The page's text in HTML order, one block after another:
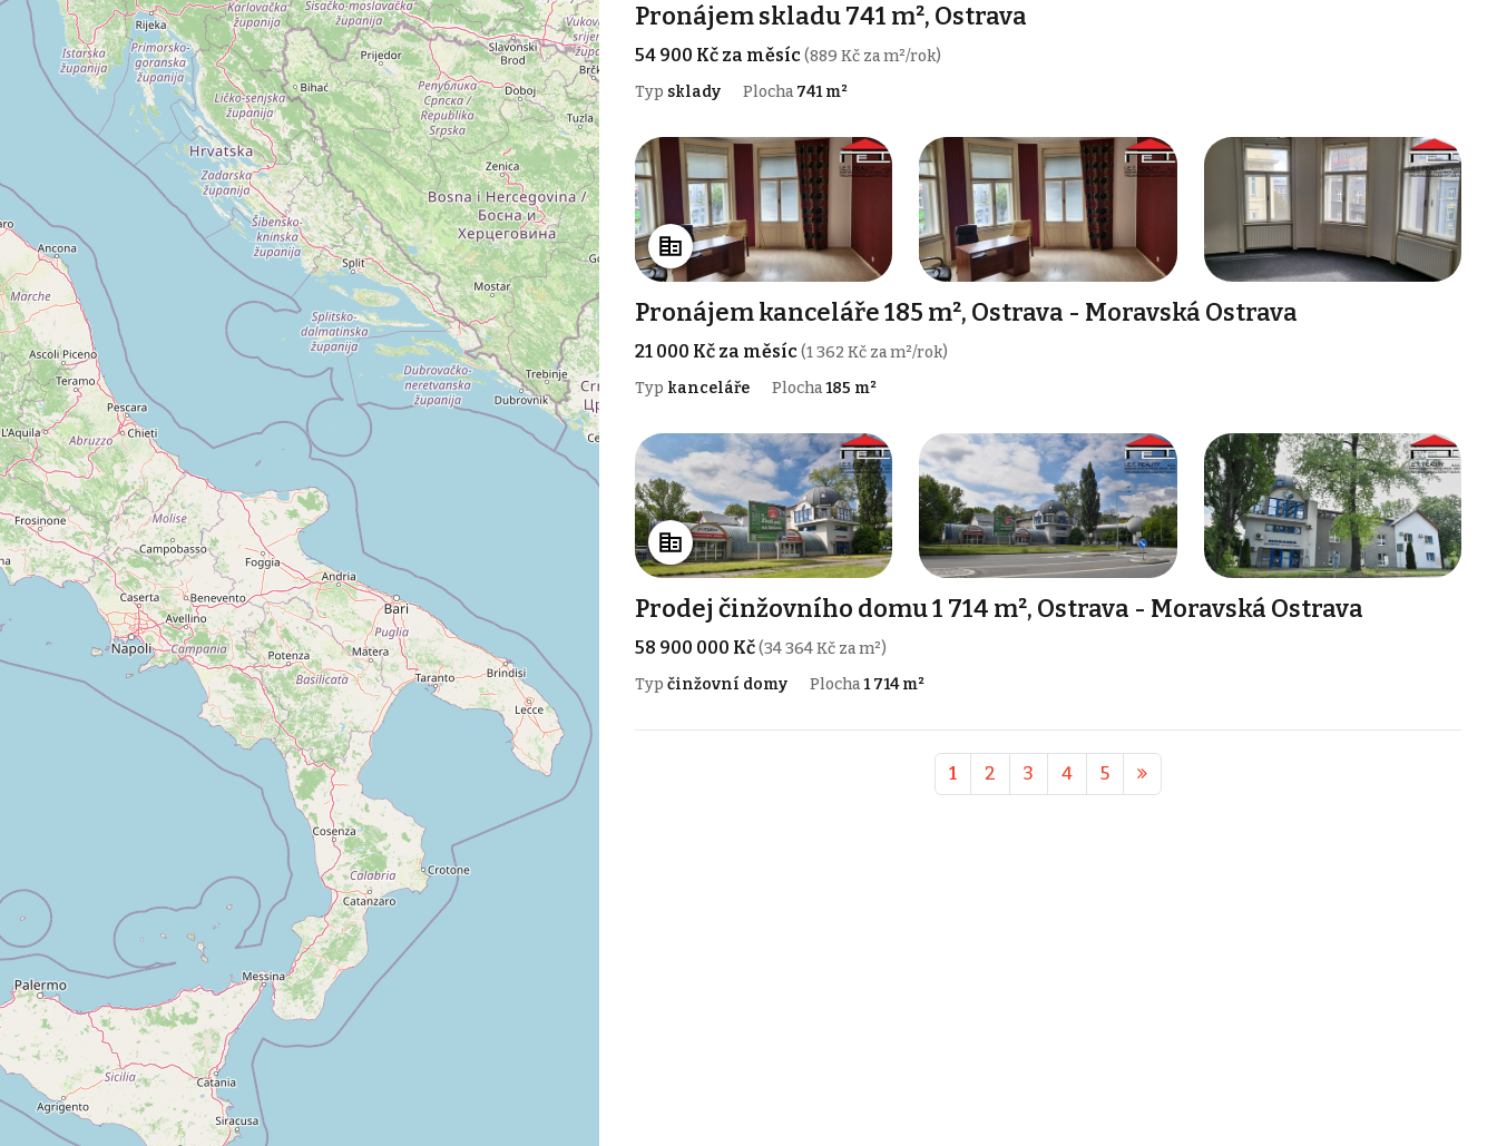
Pronájem skladu 741 m², Ostrava
54 900 Kč za měsíc(889 Kč za m²/rok)
Typ sklady Plocha 741 m²
Pronájem kanceláře 185 m², Ostrava - Moravská Ostrava
21 000 Kč za měsíc(1 362 Kč za m²/rok)
Typ kanceláře Plocha185 m²
Prodej činžovního domu 1 714 m², Ostrava - Moravská Ostrava
58 900 000 Kč(34 364 Kč za m²)
Typ činžovní domy Plocha1 714 m²
1 2 3 4 5